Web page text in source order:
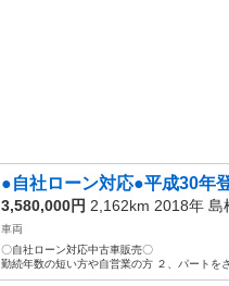
●自社ローン対応●平成
3,580,000円 2,162km 2018年 島
車両
〇自社ローン対応中古
勤続年数の短い方や自営業の方 ２、パートを